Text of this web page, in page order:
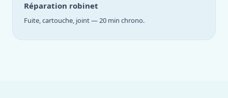
Réparation robinet
Fuite, cartouche, joint — 20 min chrono.